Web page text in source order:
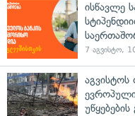
ისწავლე
7 აგვისტო,
უწყებების